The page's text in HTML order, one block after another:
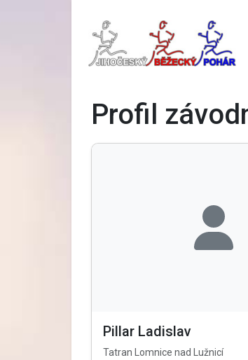
Profil
Pillar Ladislav
Tatran Lomnice nad Lužnicí